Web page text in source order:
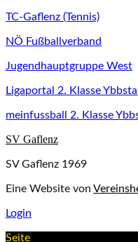
TC-Gaflenz (Tennis)
NÖ Fußballverband
Jugendhauptgruppe West
Ligaportal 2. Klasse Ybbstal
meinfussball 2. Klasse
SV Gaflenz
SV Gaflenz 1969
Eine Website von
Login
Seite